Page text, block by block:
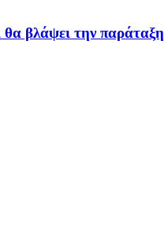
θα βλάψει την παράταξη